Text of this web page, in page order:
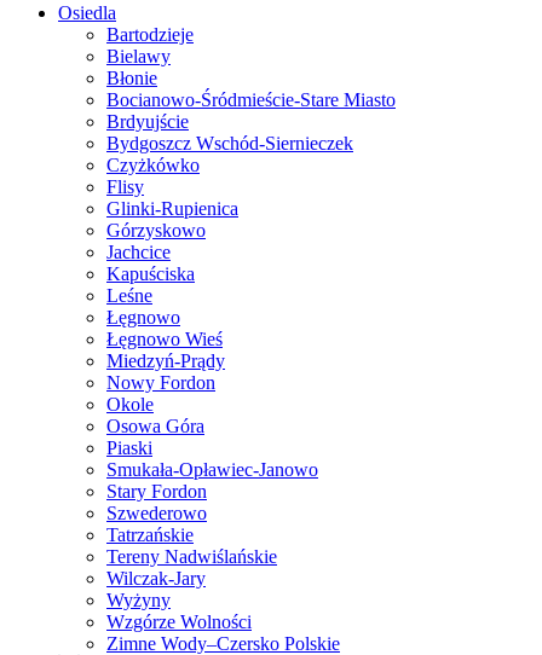
Osiedla
Bartodzieje
Bielawy
Błonie
Bocianowo-Śródmieście-Stare Miasto
Brdyujście
Bydgoszcz Wschód-Siernieczek
Czyżkówko
Flisy
Glinki-Rupienica
Górzyskowo
Jachcice
Kapuściska
Leśne
Łęgnowo
Łęgnowo Wieś
Miedzyń-Prądy
Nowy Fordon
Okole
Osowa Góra
Piaski
Smukała-Opławiec-Janowo
Stary Fordon
Szwederowo
Tatrzańskie
Tereny Nadwiślańskie
Wilczak-Jary
Wyżyny
Wzgórze Wolności
Zimne Wody–Czersko Polskie